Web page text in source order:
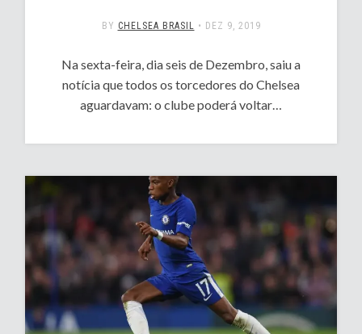
BY CHELSEA BRASIL • DEZ 9, 2019
Na sexta-feira, dia seis de Dezembro, saiu a
notícia que todos os torcedores do Chelsea
aguardavam: o clube poderá voltar…